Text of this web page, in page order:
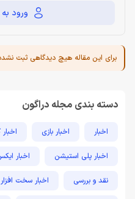
ورود
برای این مقاله هیچ دیدگاهی ثبت
دسته بندی مجله دراگون
اخبار اخبار بازی
اخبار پلی استیشن اخبار
نقد و بررسی اخبار سخت افزار